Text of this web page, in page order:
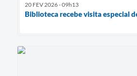
20 FEV 2026 - 09h13
Biblioteca recebe visita especial